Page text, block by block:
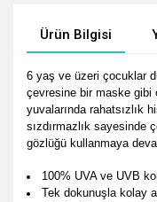
Ürün Bilgisi
6 yaş ve üzeri çocuklar
çevresine bir maske gibi
yuvalarında rahatsızlık
sızdırmazlık sayesinde
gözlüğü kullanmaya
100% UVA ve UVB
Tek dokunuşla kolay